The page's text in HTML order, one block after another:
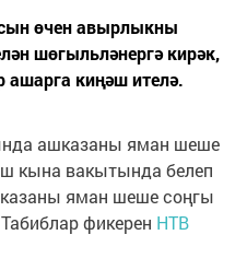
өчен авырлыкны
шөгыльләнергә кирәк,
ашарга киңәш ителә.
ашказаны яман шеше
кына вакытында белеп
яман шеше соңгы
фикерен НТВ